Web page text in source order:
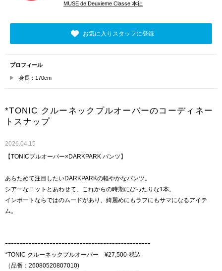
MUSE de Deuxieme Classe 本社
お気に入りスタッフに登録
プロフィール
身長：170cm
*TONIC クルーネックプルオーバーのコーディネー
トスナップ
2026.04.15
【TONICプルオーバー×DARKPARK パンツ】
あらためて注目したいDARKPARKの軽やかなパンツ。
シアーなニットとあわせて、これからの時期にぴったりな1本。
インポートならではのムードがあり、綺麗めにもラフにもサマになるアイテ
ム。
ｰｰｰｰｰｰｰｰｰｰｰｰｰｰｰｰｰｰｰｰｰｰｰｰｰｰｰｰｰｰｰｰｰｰｰｰｰｰｰｰｰｰｰｰｰｰｰｰｰ
*TONIC クルーネックプルオーバー ¥27,500-税込
（品番：26080520807010)